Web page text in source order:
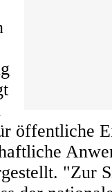
öffentliche
"Zur